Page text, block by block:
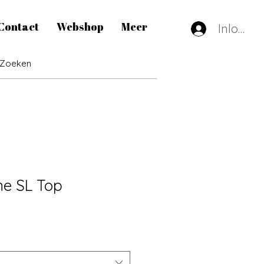
Webshop Meer
SL Top